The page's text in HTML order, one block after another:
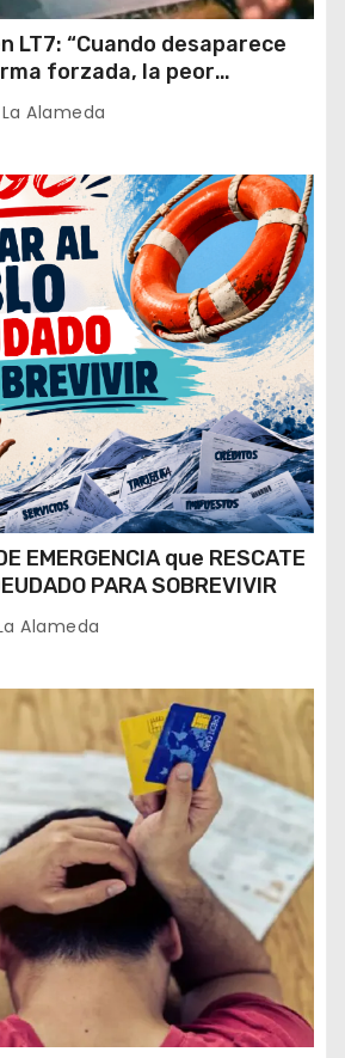
LT7: “Cuando desaparece
forzada, la peor
y así debe seguir
Loan”
La Alameda
EMERGENCIA que RESCATE
PARA SOBREVIVIR
Alameda